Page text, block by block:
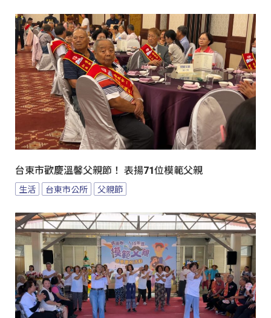
台東市歡慶溫馨父親節！ 表揚71位模範父親
生活 台東市公所 父親節